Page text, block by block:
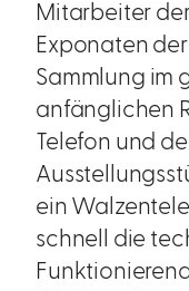
Mitarbeiter
Exponaten
Sammlung im
anfänglichen
Telefon und
ein
schnell die